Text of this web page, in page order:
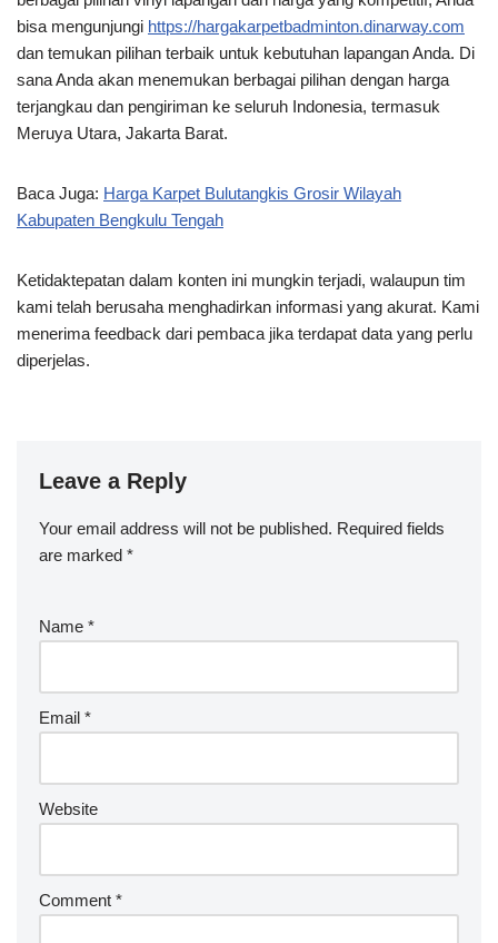
bisa mengunjungi https://hargakarpetbadminton.dinarway.com
dan temukan pilihan terbaik untuk kebutuhan lapangan Anda. Di
sana Anda akan menemukan berbagai pilihan dengan harga
terjangkau dan pengiriman ke seluruh Indonesia, termasuk
Meruya Utara, Jakarta Barat.
Baca Juga: Harga Karpet Bulutangkis Grosir Wilayah
Kabupaten Bengkulu Tengah
Ketidaktepatan dalam konten ini mungkin terjadi, walaupun tim
kami telah berusaha menghadirkan informasi yang akurat. Kami
menerima feedback dari pembaca jika terdapat data yang perlu
diperjelas.
Leave a Reply
Your email address will not be published. Required fields
are marked *
Name *
Email *
Website
Comment *